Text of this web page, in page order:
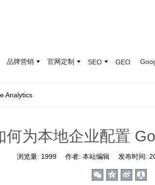
品牌营销 官网定制 SEO GEO
Analytics
何为本地企业配置
浏览量: 1999 作者: 本站编辑 发布时间: